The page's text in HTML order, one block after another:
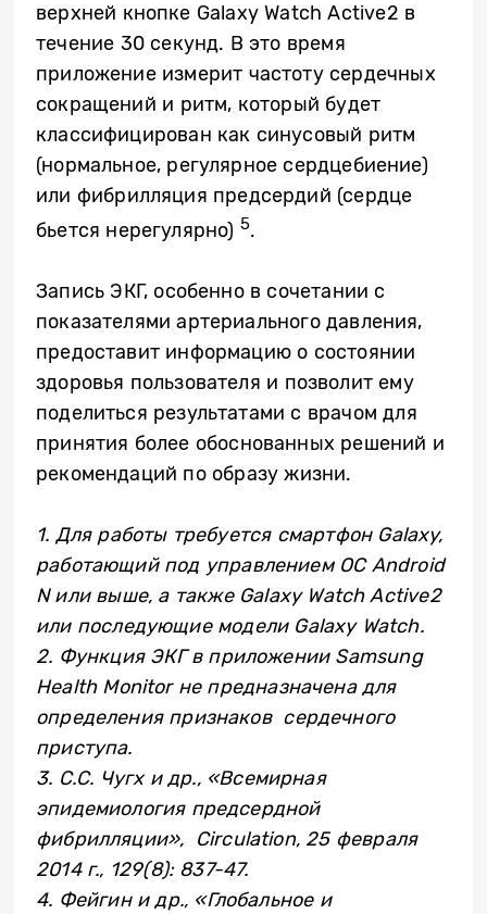
верхней кнопке Galaxy Watch Active2 в
течение 30 секунд. В это время
приложение измерит частоту сердечных
сокращений и ритм, который будет
классифицирован как синусовый ритм
(нормальное, регулярное сердцебиение)
или фибрилляция предсердий (сердце
бьется нерегулярно) 5.
Запись ЭКГ, особенно в сочетании с
показателями артериального давления,
предоставит информацию о состоянии
здоровья пользователя и позволит ему
поделиться результатами с врачом для
принятия более обоснованных решений и
рекомендаций по образу жизни.
1. Для работы требуется смартфон Galaxy,
работающий под управлением ОС Android
N или выше, а также Galaxy Watch Active2
или последующие модели Galaxy Watch.
2. Функция ЭКГ в приложении Samsung
Health Monitor не предназначена для
определения признаков сердечного
приступа.
3. С.С. Чугх и др., «Всемирная
эпидемиология предсердной
фибрилляции», Circulation, 25 февраля
2014 г., 129(8): 837-47.
4. Фейгин и др., «Глобальное и